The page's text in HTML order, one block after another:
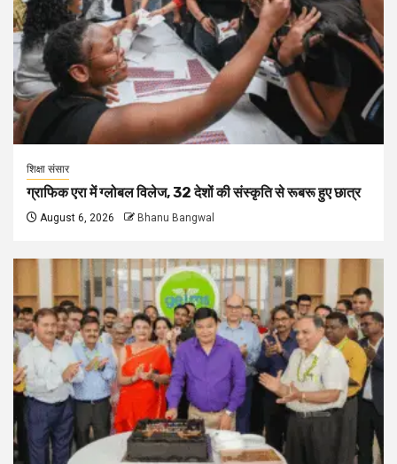
शिक्षा संसार
ग्राफिक एरा में ग्लोबल विलेज, 32 देशों की संस्कृति से रूबरू हुए छात्र
August 6, 2026 Bhanu Bangwal